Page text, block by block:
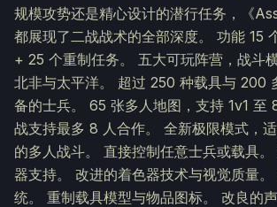
规模攻势还是精心设计的潜行任务，《
都展现了二战战术的全部深度。 功能 15
+ 25 个重制任务。 五大可玩阵营，战斗
北非与太平洋。 超过 250 种载具与 200
备的士兵。 65 张多人地图，支持 1v1 至
战支持最多 8 人合作。 全新极限模式，
的多人战斗。 直接控制任意士兵或载具
器支持。 改进的着色器技术与视觉质量
统。 重制载具模型与物品图标。 改良的